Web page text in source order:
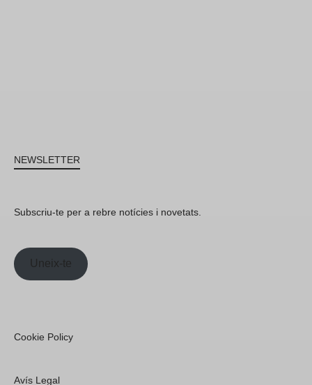
NEWSLETTER
Subscriu-te per a rebre notícies i novetats.
Uneix-te
Cookie Policy
Avís Legal